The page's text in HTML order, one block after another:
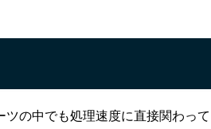
の中でも処理速度に直接関わって